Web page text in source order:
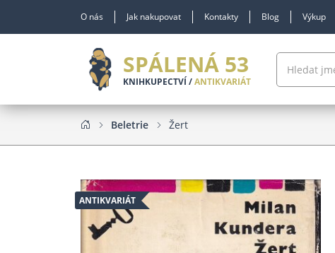
O nás Jak nakupovat Kontakty Blog Výkup
SPÁLENÁ 53
KNIHKUPECTVÍ /ANTIKVARIÁT
Beletrie Žert
ANTIKVARIÁT